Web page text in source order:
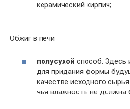
керамический кирпич;
Обжиг в печи
полусухой способ. Здесь
для придания формы
качестве исходного сырья
чья влажность не должна